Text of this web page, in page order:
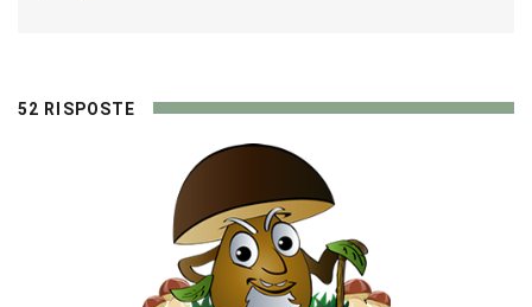
52 RISPOSTE